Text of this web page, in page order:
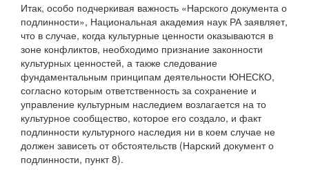
Итак, особо подчеркивая важность «Нарского документа о
подлинности», Национальная академия наук РА заявляет,
что в случае, когда культурные ценности оказываются в
зоне конфликтов, необходимо признание законности
культурных ценностей, а также следование
фундаментальным принципам деятельности ЮНЕСКО,
согласно которым ответственность за сохранение и
управление культурным наследием возлагается на то
культурное сообщество, которое его создало, и факт
подлинности культурного наследия ни в коем случае не
должен зависеть от обстоятельств (Нарский документ о
подлинности, пункт 8).